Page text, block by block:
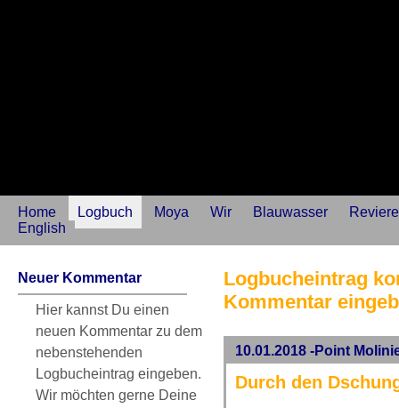
Home Logbuch Moya Wir Blauwasser
Reviere
English
Neuer Kommentar
Hier kannst Du einen
neuen Kommentar zu dem
nebenstehenden
Logbucheintrag eingeben.
Wir möchten gerne Deine
Logbucheintrag
Kommentar
10.01.2018 -Point
Durch den